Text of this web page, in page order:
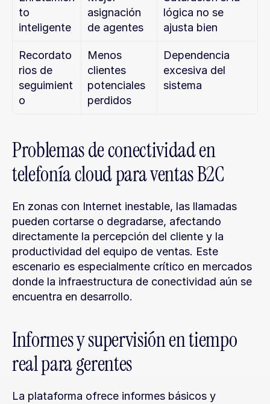
to
inteligente
asignación
de agentes
lógica no se
ajusta bien
Recordato
rios de
seguimient
o
Menos
clientes
potenciales
perdidos
Dependencia
excesiva del
sistema
Problemas de conectividad en
telefonía cloud para ventas B2C
En zonas con Internet inestable, las llamadas
pueden cortarse o degradarse, afectando
directamente la percepción del cliente y la
productividad del equipo de ventas. Este
escenario es especialmente crítico en mercados
donde la infraestructura de conectividad aún se
encuentra en desarrollo.
Informes y supervisión en tiempo
real para gerentes
La plataforma ofrece informes básicos y